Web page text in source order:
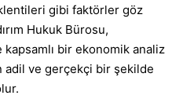
gibi faktörler göz
Hukuk Bürosu,
bir ekonomik analiz
adil ve gerçekçi bir şekilde